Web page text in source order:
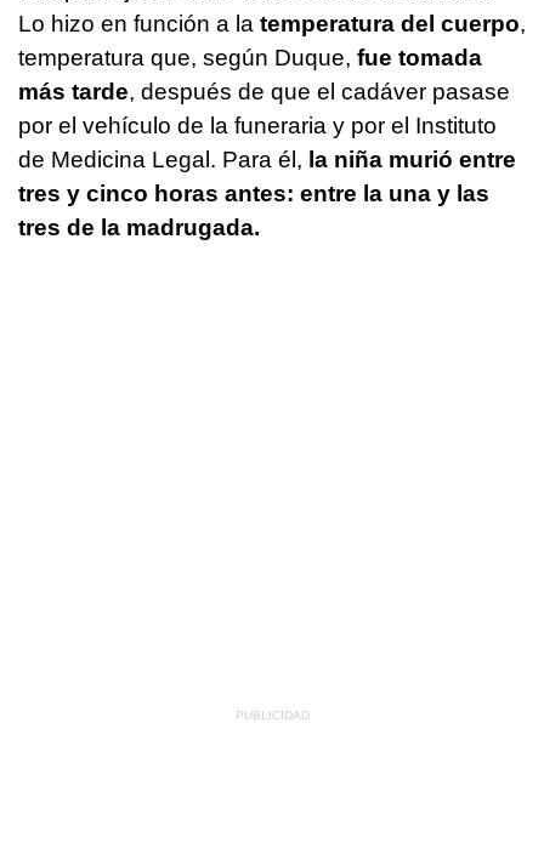
Lo hizo en función a la temperatura del cuerpo,
temperatura que, según Duque, fue tomada
más tarde, después de que el cadáver pasase
por el vehículo de la funeraria y por el Instituto
de Medicina Legal. Para él, la niña murió entre
tres y cinco horas antes: entre la una y las
tres de la madrugada.